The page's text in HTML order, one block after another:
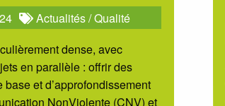
Actualités/Qualité
dense, avec
en parallèle : offrir des
base et d’approfondissement
NonViolente (CNV) et